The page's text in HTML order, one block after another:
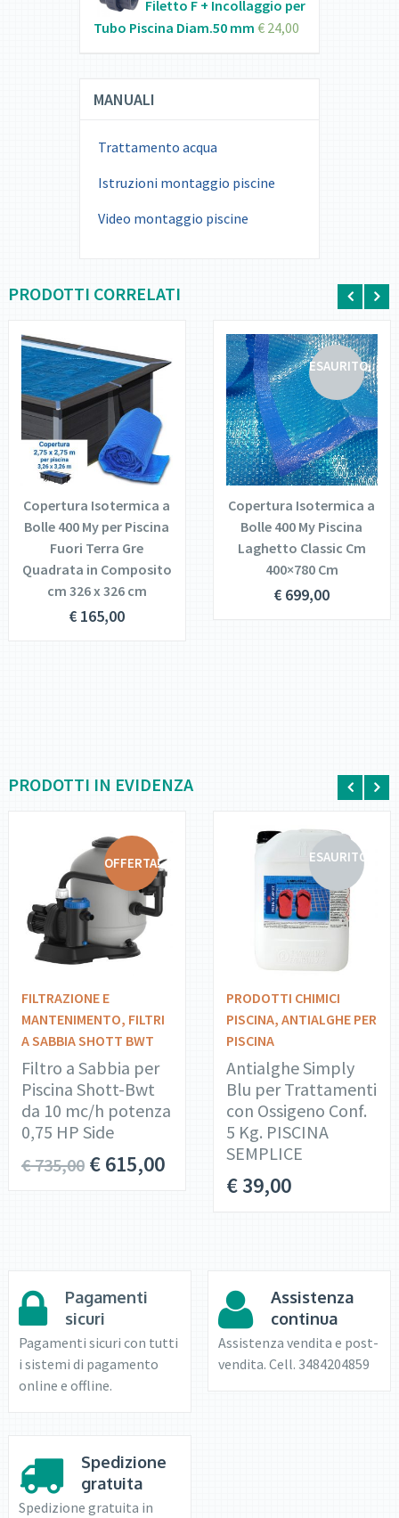
Filetto F + Incollaggio per
Tubo Piscina Diam.50 mm €24,00
MANUALI
Trattamento acqua
Istruzioni montaggio piscine
Video montaggio piscine
PRODOTTI CORRELATI
DETTAGLI
AGGIUNGI AL
CARRELLO
Copertura Isotermica a
Bolle 400 My per Piscina
Fuori Terra Gre
Quadrata in Composito
cm 326 x 326 cm
€ 165,00
ESAURITO
DETTAGLI
LEGGI
TUTTO
Copertura Isotermica a
Bolle 400 My Piscina
Laghetto Classic Cm
400×780 Cm
€ 699,00
PRODOTTI IN EVIDENZA
OFFERTA!
DETTAGLI
AGGIUNGI AL
CARRELLO
FILTRAZIONE E
MANTENIMENTO, FILTRI
A SABBIA SHOTT BWT
Filtro a Sabbia per
Piscina Shott-Bwt
da 10 mc/h potenza
0,75 HP Side
€735,00 €615,00
ESAURITO
DETTAGLI
PRODOTTI CHIMICI
PISCINA, ANTIALGHE PER
PISCINA
Antialghe Simply
Blu per Trattamenti
con Ossigeno Conf.
5 Kg. PISCINA
SEMPLICE
€39,00
Pagamenti
sicuri
Pagamenti sicuri con tutti
i sistemi di pagamento
online e offline.
Assistenza
continua
Assistenza vendita e post-
vendita. Cell. 3484204859
Spedizione
gratuita
Spedizione gratuita in